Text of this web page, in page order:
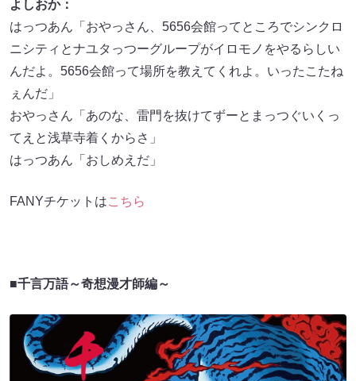
よしおか：
はっつあん「おやっさん、5656会館ってところでシンクロ
ニシティとナユタっつーグループがイロモノをやるらしい
んだよ。5656会館って場所を教えてくれよ。いったこたね
ぇんだ」
おやっさん「あのな、雷門を抜けてずーとまっつぐいくっ
てえと浅草寺着くからさ」
はっつあん「おしめえだ」
FANYチケットはこちら
■千言万語～奇想漫才師編～